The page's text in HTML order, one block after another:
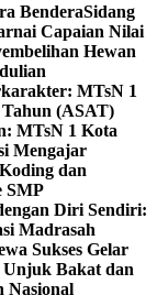
BenderaSidang
Capaian Nilai
Hewan
MTsN 1
(ASAT)
MTsN 1 Kota
Mengajar
dan
SMP
Diri Sendiri:
Madrasah
Sukses Gelar
Bakat dan
Nasional